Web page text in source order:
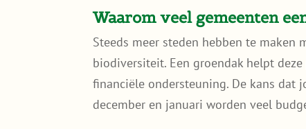
Waarom veel gemeenten
Steeds meer steden hebben te maken
biodiversiteit. Een groendak helpt
financiële ondersteuning. De kans dat
december en januari worden veel